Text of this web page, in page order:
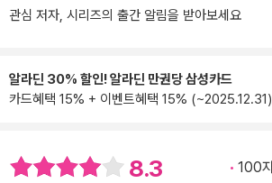
관심 저자, 시리즈의 출간 알림을 받아보세요
알라딘 30% 할인! 알라딘 만권당 삼성카드
카드혜택 15% + 이벤트혜택 15% (~2025.12.31)
8.3 100